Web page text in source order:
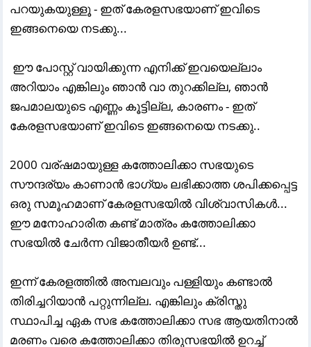
പറയുകയുള്ളൂ - ഇത് കേരളസഭയാണ് ഇവിടെ
ഇങ്ങനെയെ നടക്കു...
ഈ പോസ്റ്റ് വായിക്കുന്ന എനിക്ക് ഇവയെല്ലാം
അറിയാം എങ്കിലും ഞാൻ വാ തുറക്കില്ല, ഞാൻ
ജപമാലയുടെ എണ്ണം കൂട്ടില്ല, കാരണം - ഇത്
കേരളസഭയാണ് ഇവിടെ ഇങ്ങനെയെ നടക്കു..
2000 വര്ഷമായുള്ള കത്തോലിക്കാ സഭയുടെ
സൗന്ദര്യം കാണാൻ ഭാഗ്യം ലഭിക്കാത്ത ശപിക്കപ്പെട്ട
ഒരു സമൂഹമാണ് കേരളസഭയിൽ വിശ്വാസികൾ...
ഈ മനോഹാരിത കണ്ട് മാത്രം കത്തോലിക്കാ
സഭയിൽ ചേർന്ന വിജാതീയർ ഉണ്ട്...
ഇന്ന് കേരളത്തിൽ അമ്പലവും പള്ളിയും കണ്ടാൽ
തിരിച്ചറിയാൻ പറ്റുന്നില്ല. എങ്കിലും ക്രിസ്തു
സ്ഥാപിച്ച ഏക സഭ കത്തോലിക്കാ സഭ ആയതിനാൽ
മരണം വരെ കത്തോലിക്കാ തിരുസഭയിൽ ഉറച്ച്